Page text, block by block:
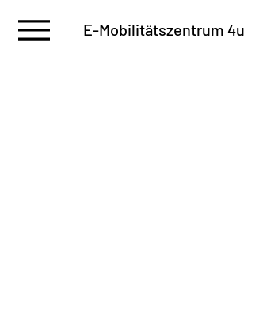
E-Mobilitätszentrum 4u